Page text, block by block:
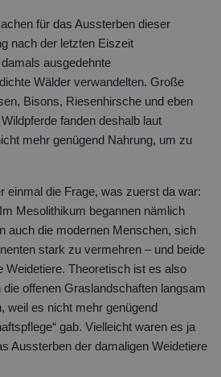
für das Aussterben dieser
nach der letzten Eiszeit
ausgedehnte
Wälder verwandelten. Große
Bisons, Riesenhirsche und eben
fanden deshalb laut
mehr genügend Nahrung, um zu
einmal die Frage, was zuerst da war:
Mesolithikum begannen nämlich
auch die modernen Menschen, sich
stark zu vermehren – und beide
Weidetiere. Theoretisch ist es also
offenen Graslandschaften langsam
weil es nicht mehr genügend
gab. Vielleicht waren es ja
Aussterben der damaligen Weidetiere